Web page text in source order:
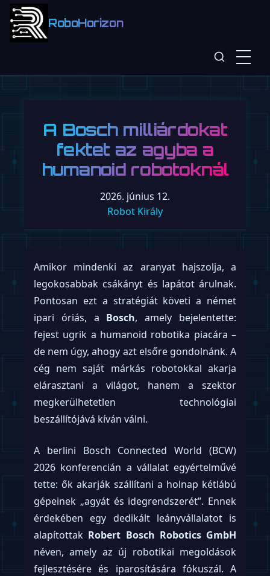
RoboHorizon
A Bosch milliárdokat
fektet az agyba a
humanoid robotoknál
2026. június 12.
Robot Király
Amikor mindenki az aranyat hajszolja, a
legokosabbak csákányt és lapátot árulnak.
Pontosan ezt a stratégiát követi a német
ipari óriás, a Bosch, amely bejelentette:
fejest ugrik a humanoid robotika piacára –
de nem úgy, ahogy azt elsőre gondolnánk. A
cég nem saját márkás robotokkal akarja
elárasztani a világot, hanem a szektor
megkerülhetetlen technológiai
beszállítójává kíván válni.
A berlini Bosch Connected World (BCW)
2026 konferencián a vállalat egyértelművé
tette: ők akarják szállítani a holnap kétlábú
gépeinek „agyát és idegrendszerét”. Ennek
érdekében egy dedikált leányvállalatot is
alapítottak Robert Bosch Robotics GmbH
néven, amely az új robotikai megoldások
fejlesztésére és iparosítására fókuszál. A